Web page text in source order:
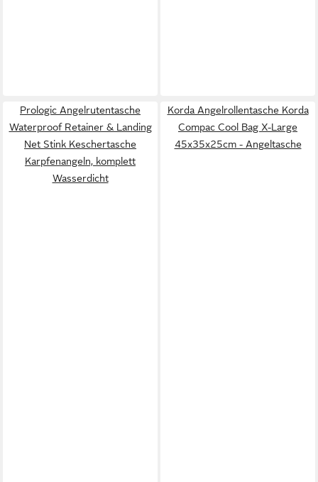
Prologic Angelrutentasche
Waterproof Retainer & Landing
Net Stink Keschertasche
Karpfenangeln, komplett
Wasserdicht
Korda Angelrollentasche Korda
Compac Cool Bag X-Large
45x35x25cm - Angeltasche